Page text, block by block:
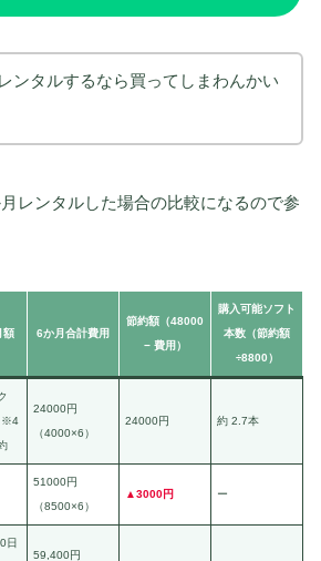
ンタルするなら買ってしまわんかい
レンタルした場合の比較になるので参
額 6か月合計費用
節約額（48000
− 費用）
購入可能ソフト
本数（節約額
÷8800）
※4
24000円
（4000×6）
24000円 約 2.7本
51000円
（8500×6）
▲3000円 ー
日
59,400円